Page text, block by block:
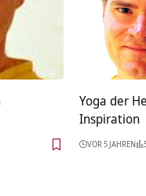
Yoga der
Inspiration
VOR 5 JAHREN